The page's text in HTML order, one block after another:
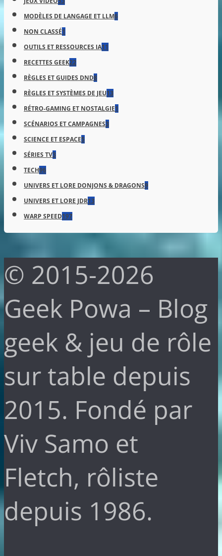
MODÈLES DE LANGAGE ET LLM6
NON CLASSÉ1
OUTILS ET RESSOURCES IA11
RECETTES GEEK22
RÈGLES ET GUIDES DND8
RÈGLES ET SYSTÈMES DE JEU13
RÉTRO-GAMING ET NOSTALGIE1
SCÉNARIOS ET CAMPAGNES3
SCIENCE ET ESPACE5
SÉRIES TV3
TECH96
UNIVERS ET LORE DONJONS & DRAGONS9
UNIVERS ET LORE JDR13
WARP SPEED197
© 2015-2026
Geek Powa – Blog
geek & jeu de rôle
sur table depuis
2015. Fondé par
Viv Samo et
Fletch, rôliste
depuis 1986.